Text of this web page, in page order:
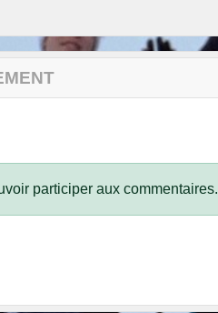
participer aux commentaires.